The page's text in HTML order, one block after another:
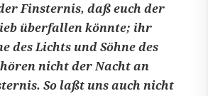
Finsternis, daß euch der
überfallen könnte; ihr
des Lichts und Söhne des
nicht der Nacht an
So laßt uns auch nicht